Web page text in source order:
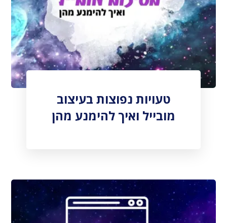
טעויות נפוצות בעיצוב
מובייל ואיך להימנע מהן